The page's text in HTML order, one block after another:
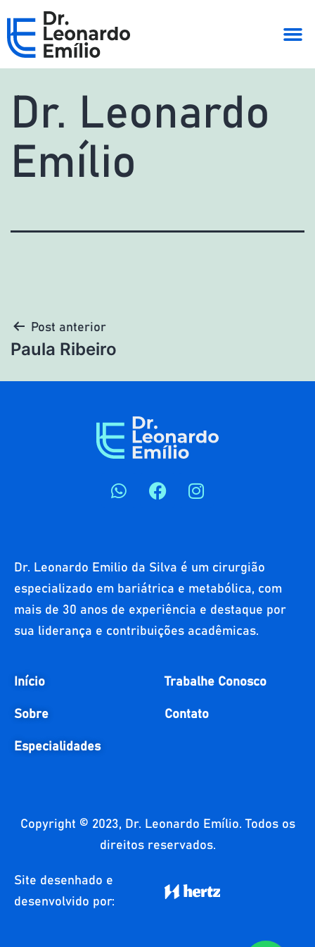
Dr. Leonardo
Emílio
Post anterior
Paula Ribeiro
Dr. Leonardo Emilio da Silva é um cirurgião
especializado em bariátrica e metabólica, com
mais de 30 anos de experiência e destaque por
sua liderança e contribuições acadêmicas.
Início
Sobre
Especialidades
Trabalhe Conosco
Contato
Copyright © 2023, Dr. Leonardo Emílio. Todos os
direitos reservados.
Site desenhado e
desenvolvido por: